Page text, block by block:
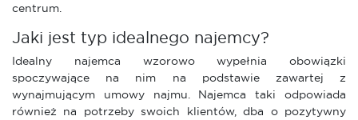
centrum.
Jaki jest typ idealnego najemcy?
Idealny najemca wzorowo wypełnia obowiązki
spoczywające na nim na podstawie zawartej z
wynajmującym umowy najmu. Najemca taki odpowiada
również na potrzeby swoich klientów, dba o pozytywny